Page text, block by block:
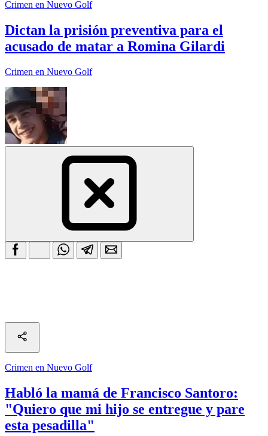
Crimen en Nuevo Golf
Dictan la prisión preventiva para el
acusado de matar a Romina Gilardi
Crimen en Nuevo Golf
Crimen en Nuevo Golf
Habló la mamá de Francisco Santoro:
"Quiero que mi hijo se entregue y pare
esta pesadilla"